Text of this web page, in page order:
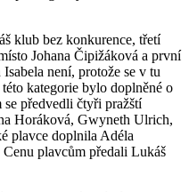
klub bez konkurence, třetí
Johana Čipižáková a první
není, protože se v tu
kategorie bylo doplněné o
se předvedli čtyři pražští
Horáková, Gwyneth Ulrich,
plavce doplnila Adéla
plavcům předali Lukáš